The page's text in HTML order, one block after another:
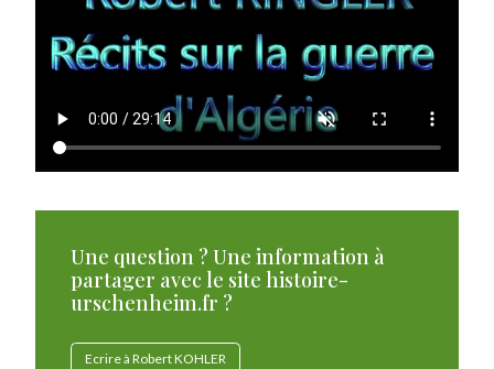
Une question ? Une information à
partager avec le site histoire-
urschenheim.fr ?
Ecrire à Robert KOHLER